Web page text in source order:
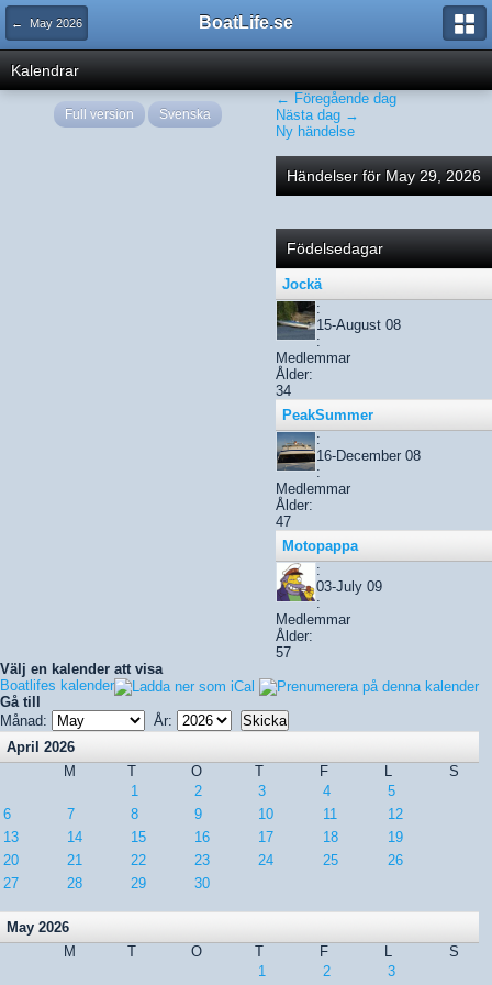
← May 2026 BoatLife.se
Kalendrar
← Föregående dag
Nästa dag →
Ny händelse
Händelser för May 29, 2026
Födelsedagar
Jockä
:
15-August 08
:
Medlemmar
Ålder:
34
PeakSummer
:
16-December 08
:
Medlemmar
Ålder:
47
Motopappa
:
03-July 09
:
Medlemmar
Ålder:
57
Välj en kalender att visa
Boatlifes kalender
Gå till
Månad:
År:
April 2026
M
T O T F L
S
1
2 3 4
5
6
7 8 9 10 11
12
13
14 15 16 17 18
19
20
21 22 23 24 25
26
27
28 29 30
May 2026
M
T O T F L
S
1
2 3
Full version Svenska